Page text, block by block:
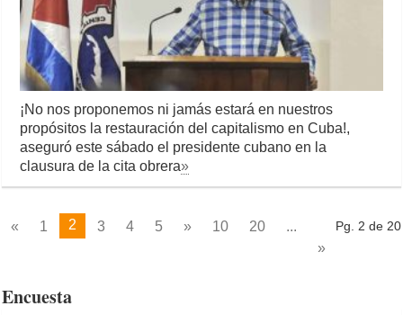
¡No nos proponemos ni jamás estará en nuestros
propósitos la restauración del capitalismo en Cuba!,
aseguró este sábado el presidente cubano en la
clausura de la cita obrera»
Pg. 2 de 20
« 1 2 3 4 5 » 10 20
...
»
Encuesta